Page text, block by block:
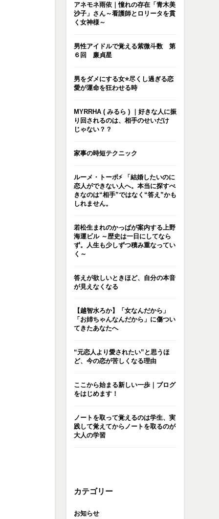
アネモネ雨依｜憧れの存在「青木美
沙子」さん～看護師とロリータを貫
く女神様～
男性アイドルで覚える紫微斗数 第
６回 廉貞星
男をダメにする女⭐️尽くし過ぎる恋
愛が運命を狂わせる時
MYRRHA ( みるら ) ｜好きな人に振
り回されるのは、相手のせいだけ
じゃない？？
家事の時短テクニック
ルーメ・トーポ⚡️ 「結婚したいのに
恋人ができない人へ。本当に探すべ
きなのは“相手”ではなく“答え”かも
しれません。
若松生まれのかっぱが案内する上野
海運ビル ～歴史は一日にしてなら
ず。人生も少しずつ積み重なってい
く～
答えが欲しいときほど、自分の本音
が見えなくなる
【越智水ろか】「女なんだから」
「お姉ちゃんなんだから」に傷つい
てきたあなたへ
“元恋人より愛されたい”と思うほ
ど、今の恋が苦しくなる理由
ここから始まる新しい一歩｜ブログ
をはじめます！
ノートを取って覚えるのは学生、実
践して覚えてからノートを取るのが
大人の学習
カテゴリー
お知らせ